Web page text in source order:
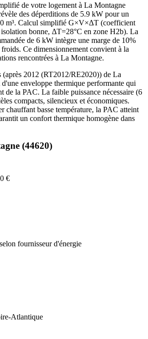
de votre logement à La Montagne
des déperditions de 5.9 kW pour un
m³. Calcul simplifié G×V×ΔT (coefficient
bonne, ΔT=28°C en zone H2b). La
de 6 kW intègre une marge de 10%
Ce dimensionnement convient à la
rencontrées à La Montagne.
(après 2012 (RT2012/RE2020)) de La
enveloppe thermique performante qui
de la PAC. La faible puissance nécessaire (6
compacts, silencieux et économiques.
chauffant basse température, la PAC atteint
un confort thermique homogène dans
(44620)
€
selon fournisseur d'énergie
Atlantique